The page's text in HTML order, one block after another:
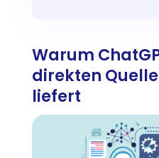
Warum
direkten
liefert